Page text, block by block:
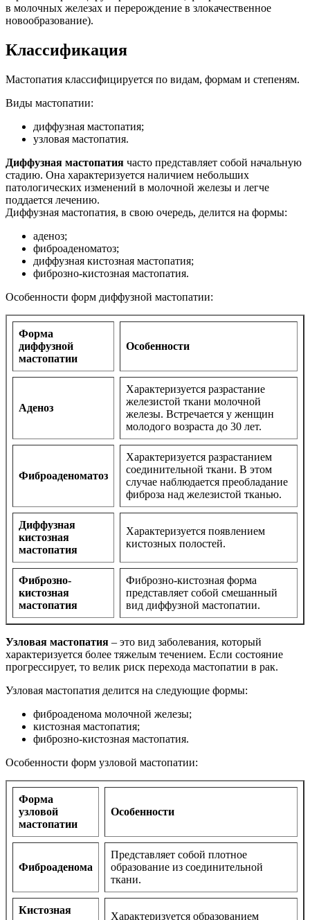
в молочных железах и перерождение в злокачественное
новообразование).
Классификация
Мастопатия классифицируется по видам, формам и степеням.
Виды мастопатии:
диффузная мастопатия;
узловая мастопатия.
Диффузная мастопатия часто представляет собой начальную
стадию. Она характеризуется наличием небольших
патологических изменений в молочной железы и легче
поддается лечению.
Диффузная мастопатия, в свою очередь, делится на формы:
аденоз;
фиброаденоматоз;
диффузная кистозная мастопатия;
фиброзно-кистозная мастопатия.
Особенности форм диффузной мастопатии:
Форма
диффузной
мастопатии
Особенности
Аденоз
Характеризуется разрастание
железистой ткани молочной
железы. Встречается у женщин
молодого возраста до 30 лет.
Фиброаденоматоз
Характеризуется разрастанием
соединительной ткани. В этом
случае наблюдается преобладание
фиброза над железистой тканью.
Диффузная
кистозная
мастопатия
Характеризуется появлением
кистозных полостей.
Фиброзно-
кистозная
мастопатия
Фиброзно-кистозная форма
представляет собой смешанный
вид диффузной мастопатии.
Узловая мастопатия – это вид заболевания, который
характеризуется более тяжелым течением. Если состояние
прогрессирует, то велик риск перехода мастопатии в рак.
Узловая мастопатия делится на следующие формы:
фиброаденома молочной железы;
кистозная мастопатия;
фиброзно-кистозная мастопатия.
Особенности форм узловой мастопатии:
Форма
узловой
мастопатии
Особенности
Фиброаденома
Представляет собой плотное
образование из соединительной
ткани.
Кистозная
Характеризуется образованием